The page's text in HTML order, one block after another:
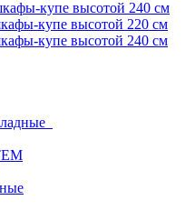
купе высотой 240 см
купе высотой 220 см
купе высотой 240 см